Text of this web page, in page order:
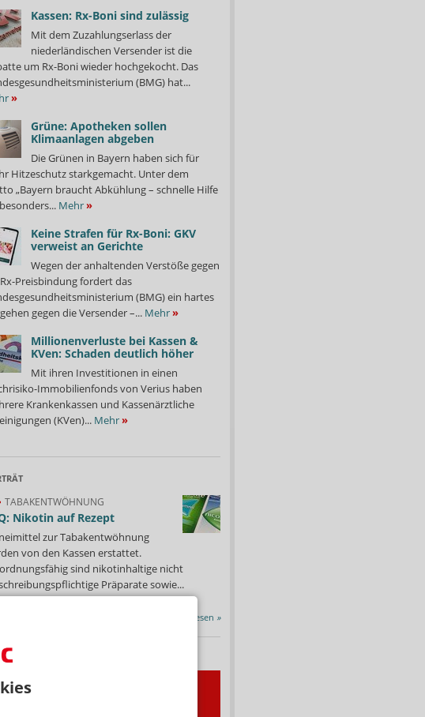
Kassen: Rx-Boni sind zulässig
Mit dem Zuzahlungserlass der
niederländischen Versender ist die
um Rx-Boni wieder hochgekocht. Das
(BMG) hat...
»
Grüne: Apotheken sollen
Klimaanlagen abgeben
Die Grünen in Bayern haben sich für
Hitzeschutz starkgemacht. Unter dem
„Bayern braucht Abkühlung – schnelle Hilfe
Mehr»
Keine Strafen für Rx-Boni: GKV
verweist an Gerichte
Wegen der anhaltenden Verstöße gegen
Preisbindung fordert das
(BMG) ein hartes
gegen die Versender –... Mehr»
Millionenverluste bei Kassen &
KVen: Schaden deutlich höher
Mit ihren Investitionen in einen
Immobilienfonds von Verius haben
Krankenkassen und Kassenärztliche
(KVen)... Mehr»
TABAKENTWÖHNUNG
Nikotin auf Rezept
zur Tabakentwöhnung
von den Kassen erstattet.
sind nikotinhaltige nicht
Präparate sowie...
»
Alle Porträts lesen »